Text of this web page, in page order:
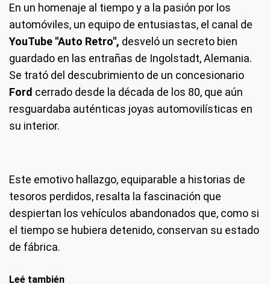
En un homenaje al tiempo y a la pasión por los
automóviles, un equipo de entusiastas, el canal de
YouTube "Auto Retro", desveló un secreto bien
guardado en las entrañas de Ingolstadt, Alemania.
Se trató del descubrimiento de un concesionario
Ford cerrado desde la década de los 80, que aún
resguardaba auténticas joyas automovilísticas en
su interior.
Este emotivo hallazgo, equiparable a historias de
tesoros perdidos, resalta la fascinación que
despiertan los vehículos abandonados que, como si
el tiempo se hubiera detenido, conservan su estado
de fábrica.
Leé también